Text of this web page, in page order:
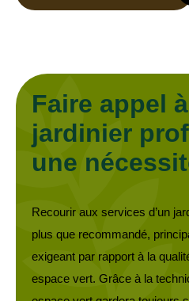
Faire appel
jardinier
une
Recourir aux services d’un
plus que recommandé,
exigeant par rapport à la
espace vert. Grâce à la